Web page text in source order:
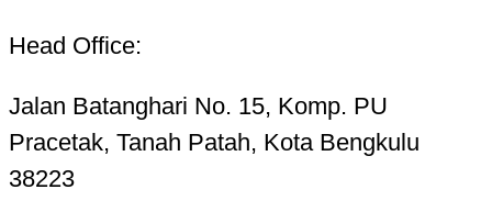
Head Office:
Jalan Batanghari No. 15, Komp. PU
Pracetak, Tanah Patah, Kota Bengkulu
38223